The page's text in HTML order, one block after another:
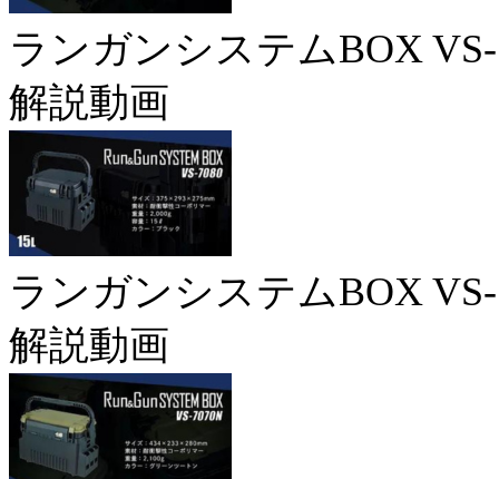
ランガンシステムBOX
解説動画
ランガンシステムBOX
解説動画